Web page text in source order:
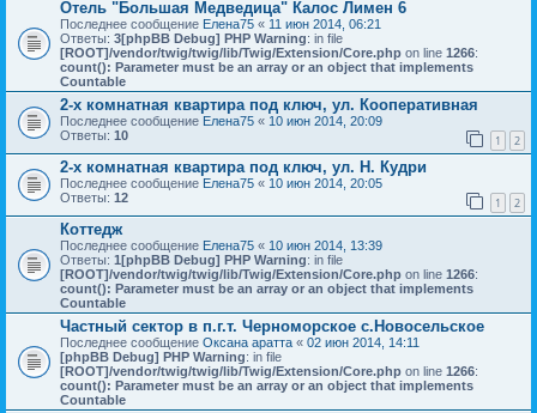
Отель "Большая Медведица" Калос Лимен 6
Последнее сообщение Елена75 « 11 июн 2014, 06:21
Ответы: 3[phpBB Debug] PHP Warning: in file
[ROOT]/vendor/twig/twig/lib/Twig/Extension/Core.php on line 1266:
count(): Parameter must be an array or an object that implements
Countable
2-х комнатная квартира под ключ, ул. Кооперативная
Последнее сообщение Елена75 « 10 июн 2014, 20:09
Ответы: 10 1 2
2-х комнатная квартира под ключ, ул. Н. Кудри
Последнее сообщение Елена75 « 10 июн 2014, 20:05
Ответы: 12 1 2
Коттедж
Последнее сообщение Елена75 « 10 июн 2014, 13:39
Ответы: 1 [phpBB Debug] PHP Warning: in file
[ROOT]/vendor/twig/twig/lib/Twig/Extension/Core.php on line 1266:
count(): Parameter must be an array or an object that implements
Countable
Частный сектор в п.г.т. Черноморское с.Новосельское
Последнее сообщение Оксана аратта « 02 июн 2014, 14:11
[phpBB Debug] PHP Warning: in file
[ROOT]/vendor/twig/twig/lib/Twig/Extension/Core.php on line 1266:
count(): Parameter must be an array or an object that implements
Countable